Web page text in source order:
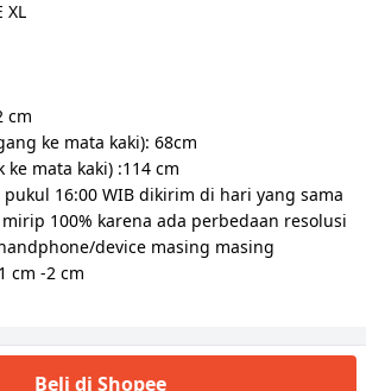
XL
cm
ke mata kaki): 68cm
mata kaki) :114 cm
pukul 16:00 WIB dikirim di hari yang sama
100% karena ada perbedaan resolusi
device masing masing
cm -2 cm
Beli di Shopee